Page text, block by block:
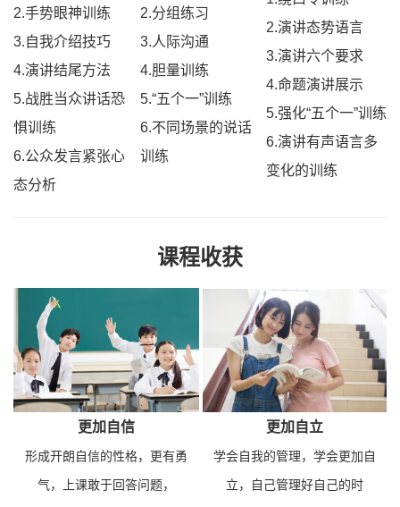
2.手势眼神训练
3.自我介绍技巧
4.演讲结尾方法
5.战胜当众讲话恐
惧训练
6.公众发言紧张心
态分析
2.分组练习
3.人际沟通
4.胆量训练
5.“五个一”训练
6.不同场景的说话
训练
2.演讲态势语言
3.演讲六个要求
4.命题演讲展示
5.强化“五个一”训练
6.演讲有声语言多
变化的训练
课程收获
更加自信 更加自立
形成开朗自信的性格，更有勇
气，上课敢于回答问题，
学会自我的管理，学会更加自
立，自己管理好自己的时